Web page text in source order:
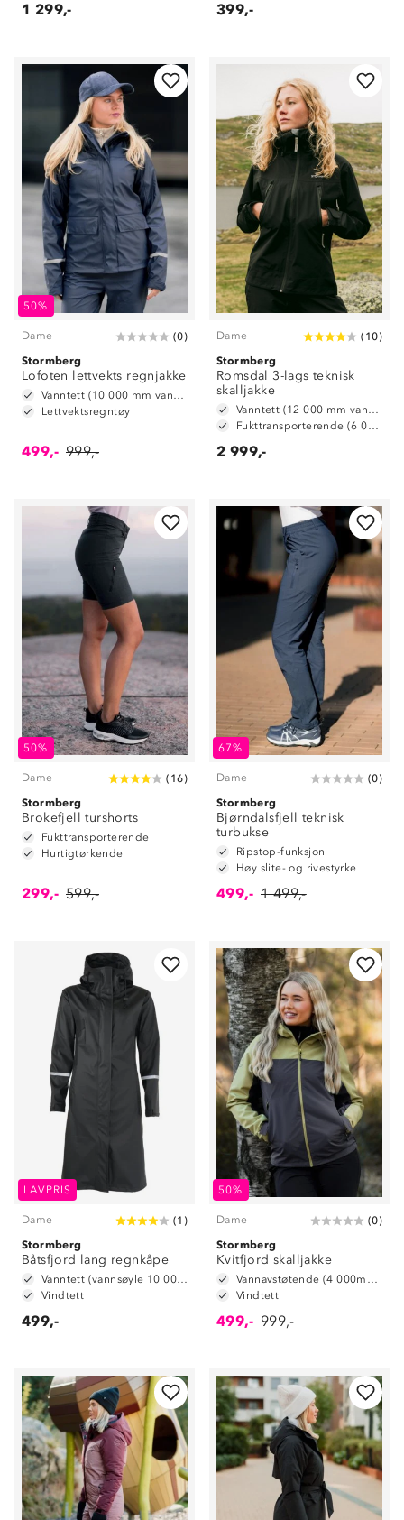
1 299,- 399,-
50%
Dame (0)
Stormberg
Lofoten lettvekts regnjakke
Vanntett (10 000 mm vannsøyle)
Lettvektsregntøy
499,- 999,-
Dame ( 10)
Stormberg
Romsdal 3-lags teknisk
skalljakke
Vanntett (12 000 mm vannsøyle)
Fukttransporterende (6 000 g/ m2/ 24t)
2 999,-
50%
Dame ( 16)
Stormberg
Brokefjell turshorts
Fukttransporterende
Hurtigtørkende
299,- 599,-
67%
Dame (0)
Stormberg
Bjørndalsfjell teknisk
turbukse
Ripstop-funksjon
Høy slite- og rivestyrke
499,- 1 499,-
LAVPRIS
Dame (1 )
Stormberg
Båtsfjord lang regnkåpe
Vanntett (vannsøyle 10 000 mm)
Vindtett
499,-
50%
Dame (0)
Stormberg
Kvitfjord skalljakke
Vannavstøtende (4 000mm vannsøyle)
Vindtett
499,- 999,-